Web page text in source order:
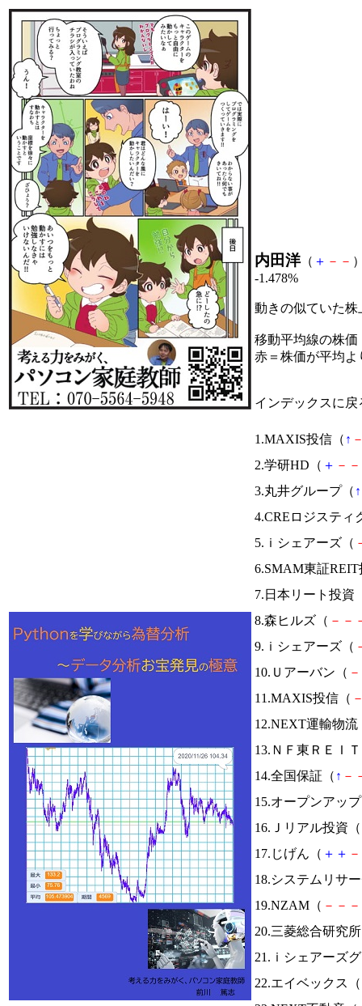
内田洋（ ＋ － －
-1.478%
動きの似ていた
移動平均線の株価
赤＝株価が平均
インデックスに戻
1.MAXIS投信（ ↑
2.学研HD（ ＋ － －
3.丸井グループ（ ↑
4.CREロジスティ
5.ｉシェアーズ（
6.SMAM東証REIT
7.日本リート投資
8.森ヒルズ（ － －
9.ｉシェアーズ（
10.Ｕアーバン（ －
11.MAXIS投信（
12.NEXT運輸物流
13.ＮＦ東ＲＥＩ
14.全国保証（ ↑ －
15.オープンアッ
16.Ｊリアル投資（
17.じげん（ ＋ ＋ －
18.システムリサ
19.NZAM（ － － －
20.三菱総合研究
21.ｉシェアーズ
22.エイベックス（